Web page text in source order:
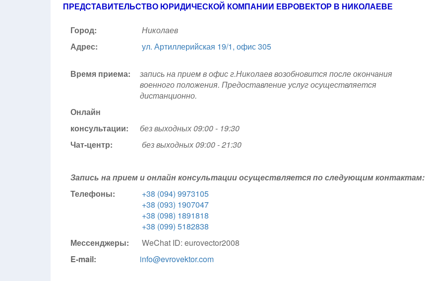
ПРЕДСТАВИТЕЛЬСТВО ЮРИДИЧЕСКОЙ КОМПАНИИ ЕВРОВЕКТОР В НИКОЛАЕВЕ
Город:
Николаев
Адрес:
ул. Артиллерийская 19/1, офис 305
Время приема:
запись на прием в офис г.Николаев возобновится после окончания
военного положения. Предоставление услуг осуществляется
дистанционно.
Онлайн
консультации:
без выходных 09:00 - 19:30
Чат-центр:
без выходных 09:00 - 21:30
Запись на прием и онлайн консультации осуществляется по следующим контактам:
Телефоны:
+38 (094) 9973105
+38 (093) 1907047
+38 (098) 1891818
+38 (099) 5182838
Мессенджеры:
WeChat ID: eurovector2008
E-mail:
info@evrovektor.com